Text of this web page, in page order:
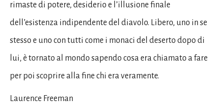
rimaste di potere, desiderio e l’illusione finale
dell’esistenza indipendente del diavolo. Libero, uno in se
stesso e uno con tutti come i monaci del deserto dopo di
lui, è tornato al mondo sapendo cosa era chiamato a fare
per poi scoprire alla fine chi era veramente.
Laurence Freeman